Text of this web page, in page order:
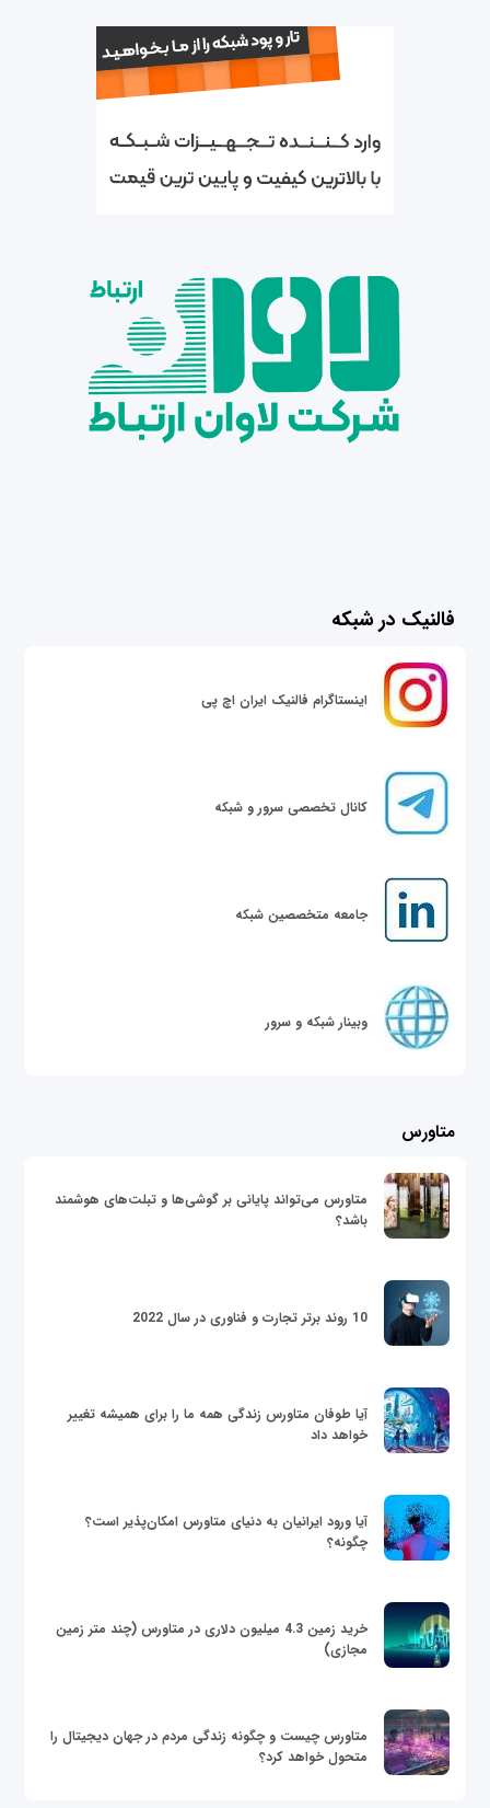
فالنیک در شبکه
اینستاگرام فالنیک ایران اچ پی
کانال تخصصی سرور و شبکه
جامعه متخصصین شبکه
وبینار شبکه و سرور
متاورس
متاورس می‌تواند پایانی بر گوشی‌ها و تبلت‌های هوشمند
باشد؟
10 روند برتر تجارت و فناوری در سال 2022
آیا طوفان متاورس زندگی همه ما را برای همیشه تغییر
خواهد داد
آیا ورود ایرانیان به دنیای متاورس امکان‌پذیر است؟
چگونه؟
خرید زمین 4.3 میلیون دلاری در متاورس (چند متر زمین
مجازی)
متاورس چیست و چگونه زندگی مردم در جهان دیجیتال را
متحول خواهد کرد؟